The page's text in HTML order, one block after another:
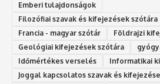
Emberi tulajdonságok
Filozófiai szavak és kifejezések szótára
Francia - magyar szótár
Földrajzi
Geológiai kifejezések szótára
Időmértékes verselés
Informatikai
Joggal kapcsolatos szavak és